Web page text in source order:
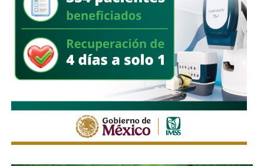
protocolos de atención durante la temporada de lluvias e
hizo un llamado a la población a evitar tirar basura en la vía
pública, ya que los desechos obstruyen la infraestructura
pluvial y favorecen los encharcamientos.
También lee:Domingo de Pilas lleva servicios de salud y
rehabilitación urbana a Villas del Sauzalito